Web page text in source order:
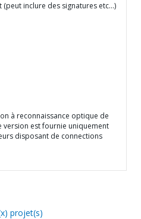
inclure des signatures etc…)
à reconnaissance optique de
version est fournie uniquement
disposant de connections
projet(s)